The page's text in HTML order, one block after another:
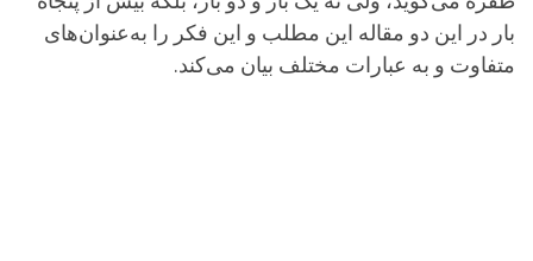
بار در این دو مقاله این مطلب و این فکر را به‌عنوان‌های
متفاوت و به عبارات مختلف بیان می‌کند.